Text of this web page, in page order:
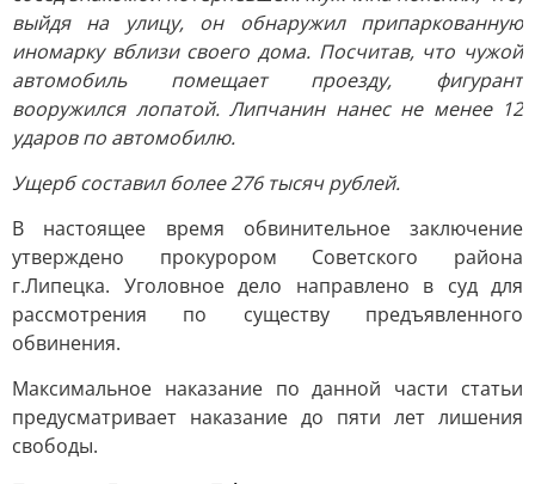
выйдя на улицу, он обнаружил припаркованную
иномарку вблизи своего дома. Посчитав, что чужой
автомобиль помещает проезду, фигурант
вооружился лопатой. Липчанин нанес не менее 12
ударов по автомобилю.
Ущерб составил более 276 тысяч рублей.
В настоящее время обвинительное заключение
утверждено прокурором Советского района
г.Липецка. Уголовное дело направлено в суд для
рассмотрения по существу предъявленного
обвинения.
Максимальное наказание по данной части статьи
предусматривает наказание до пяти лет лишения
свободы.